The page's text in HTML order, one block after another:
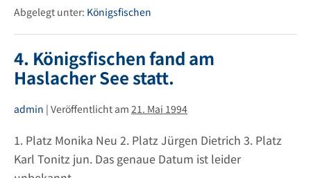
am
Haslacher
See
Abgelegt unter: Königsfischen
4. Königsfischen fand am
Haslacher See statt.
admin | Veröffentlicht am 21. Mai 1994
1. Platz Monika Neu 2. Platz Jürgen Dietrich 3. Platz
Karl Tonitz jun. Das genaue Datum ist leider